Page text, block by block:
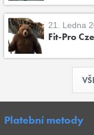
21. Ledna
Fit-Pro
Platební metody